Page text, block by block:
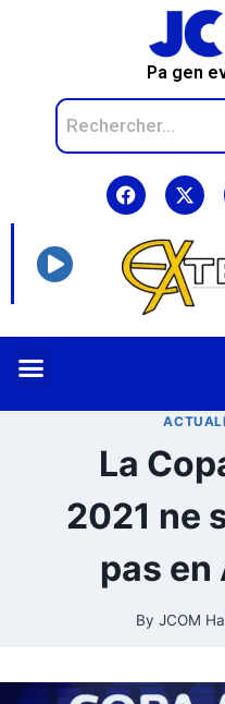
Pa gen
La
2021 ne
pas
By JCOM